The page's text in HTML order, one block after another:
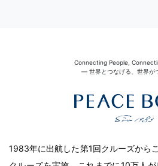
Connecting People,
― 世界とつなげる、世界が
1983年に出航した第1回クルーズから